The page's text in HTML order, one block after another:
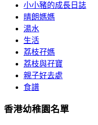
小小豬的成長日誌
晴朗媽媽
湯水
生活
荔枝孖媽
荔枝與孖寶
親子好去處
食譜
香港幼稚園名單